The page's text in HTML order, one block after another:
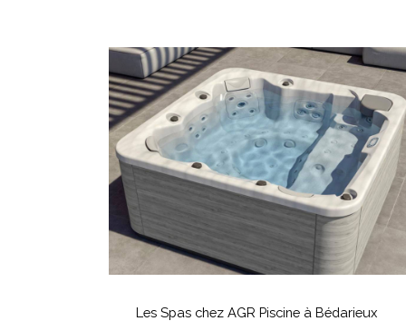
à
Thézan
Les
Spas
chez
AGR
Piscine
Bédarieux
SpasLes Spas chez AGR Piscine à Bédarieux